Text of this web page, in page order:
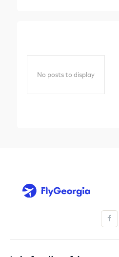
No posts to display